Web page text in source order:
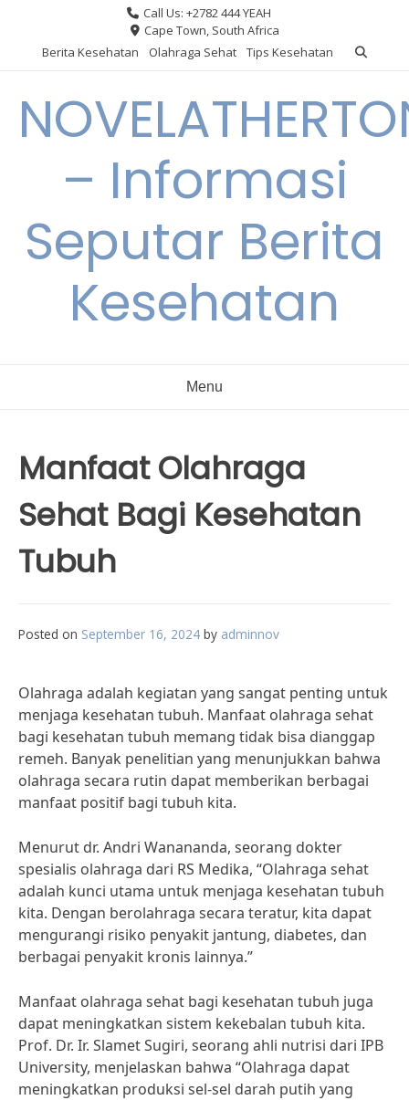
content
Call Us: +2782 444 YEAH
Cape Town, South Africa
Berita Kesehatan
Olahraga Sehat Tips Kesehatan
– Informasi
Seputar Berita
Kesehatan
Menu
Manfaat Olahraga
Sehat Bagi Kesehatan
Tubuh
Posted on September 16, 2024 by adminnov
Olahraga adalah kegiatan yang sangat penting untuk
menjaga kesehatan tubuh. Manfaat olahraga sehat
bagi kesehatan tubuh memang tidak bisa dianggap
remeh. Banyak penelitian yang menunjukkan bahwa
olahraga secara rutin dapat memberikan berbagai
manfaat positif bagi tubuh kita.
Menurut dr. Andri Wanananda, seorang dokter
spesialis olahraga dari RS Medika, “Olahraga sehat
adalah kunci utama untuk menjaga kesehatan tubuh
kita. Dengan berolahraga secara teratur, kita dapat
mengurangi risiko penyakit jantung, diabetes, dan
berbagai penyakit kronis lainnya.”
Manfaat olahraga sehat bagi kesehatan tubuh juga
dapat meningkatkan sistem kekebalan tubuh kita.
Prof. Dr. Ir. Slamet Sugiri, seorang ahli nutrisi dari IPB
University, menjelaskan bahwa “Olahraga dapat
meningkatkan produksi sel-sel darah putih yang